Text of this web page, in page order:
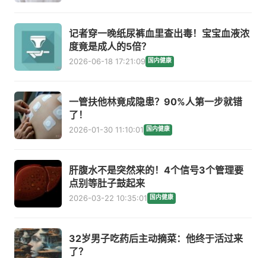
记者穿一晚纸尿裤血里查出毒！宝宝血液浓
度竟是成人的5倍？
2026-06-18 17:21:09 国内健康
一管扶他林竟成隐患？90%人第一步就错
了！
2026-01-30 11:10:01 国内健康
肝腹水不是突然来的！4个信号3个管理要
点别等肚子鼓起来
2026-03-22 10:35:01 国内健康
32岁男子吃药后主动摘菜：他终于活过来
了？